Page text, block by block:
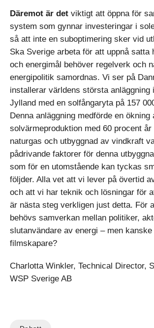
Däremot är det viktigt att öppna för
system som gynnar investeringar i
så att inte en suboptimering sker vid
Ska Sverige arbeta för att uppnå satta
och energimål behöver regelverk och
energipolitik samordnas. Vi ser på
installerar världens största anläggning
Jylland med en solfångaryta på 157
Denna anläggning medförde en ökning
solvärmeproduktion med 60 procent
naturgas och utbyggnad av vindkraft
pådrivande faktorer för denna
som för en utomstående kan tyckas
följder. Alla vet att vi lever på övertid
och att vi har teknik och lösningar för
är nästa steg verkligen just detta. För
behövs samverkan mellan politiker,
slutanvändare av energi – men
filmskapare?
Charlotta Winkler, Technical Director,
WSP Sverige AB